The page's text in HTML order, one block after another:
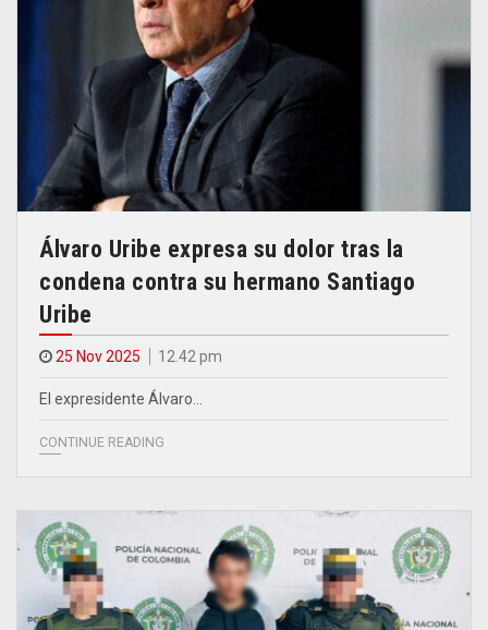
Álvaro Uribe expresa su dolor tras la
condena contra su hermano Santiago
Uribe
25 Nov 2025 12.42 pm
El expresidente Álvaro…
CONTINUE READING